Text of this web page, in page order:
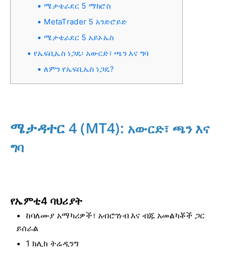
ሜታቴራደር 5 ማክሮስ
MetaTrader 5 አንድሮይድ
ሜታቴራደር 5 አይኦኤስ
የኤፍቢኤስ ነጋዴ፡ አውርድ፣ ጫን እና ግባ
ለምን የኤፍቢኤስ ነጋዴ?
ሜታዳተር 4 (MT4): አውርድ፣ ጫን እና
ግባ
የኤምቲ4 ባህሪያት
ከባለሙያ አማካሪዎች፣ አብሮገነብ እና ብጁ አመልካቾች ጋር
ይሰራል
1 ክሊክ ትሬዲንግ